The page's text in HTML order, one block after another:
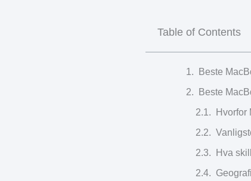
Table of Contents
Beste
Beste
Hvorfor
Hva